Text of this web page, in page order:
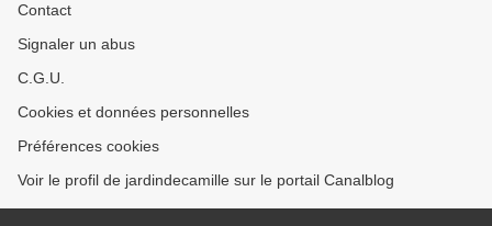
Contact
Signaler un abus
C.G.U.
Cookies et données personnelles
Préférences cookies
Voir le profil de jardindecamille sur le portail Canalblog